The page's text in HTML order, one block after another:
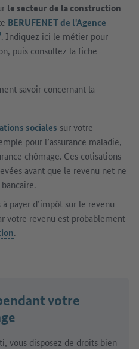
le secteur de la construction
BERUFENET de l'Agence
externe)
. Indiquez ici le métier pour
puis consultez la fiche
savoir concernant la
sociales sur votre
pour l’assurance maladie,
chômage. Ces cotisations
avant que le revenu net ne
à payer d’impôt sur le revenu
votre revenu est probablement
.
votre
vous disposez de droits bien